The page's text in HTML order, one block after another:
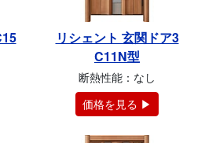
リシェント 玄関ドア3
C11N型
断熱性能：なし
価格を見る ▶